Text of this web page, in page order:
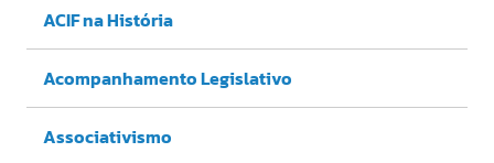
ACIF na História
Acompanhamento Legislativo
Associativismo